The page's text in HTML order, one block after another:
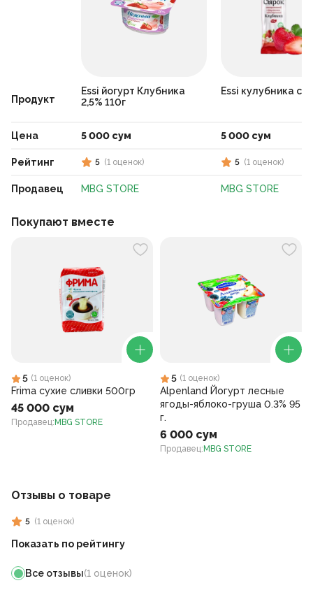
Продукт
Цена
Рейтинг
Продавец
Essi йогурт Клубника
2,5% 110г
5 000 сум
5 (1 оценок)
MBG STORE
Essi кулубника
5 000 сум
5 (1 оценок)
MBG STORE
Покупают вместе
5 (1 оценок)
Frima сухие сливки 500гр
45 000 сум
Продавец: MBG STORE
5 (1 оценок)
Alpenland Йогурт лесные
ягоды-яблоко-груша 0.3% 95
г.
6 000 сум
Продавец: MBG STORE
Отзывы о товаре
5 (1 оценок)
Показать по рейтингу
Все отзывы(1 оценок)